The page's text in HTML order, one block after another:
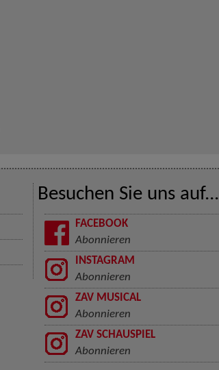
Besuchen Sie uns auf...
FACEBOOK
Abonnieren
INSTAGRAM
Abonnieren
ZAV MUSICAL
Abonnieren
ZAV SCHAUSPIEL
Abonnieren